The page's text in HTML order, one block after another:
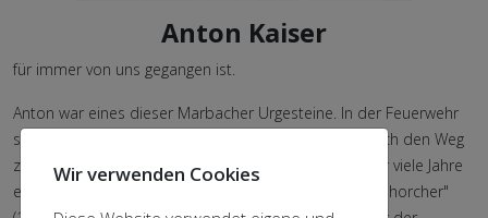
Anton Kaiser
für immer von uns gegangen ist.
Anton war eines dieser Marbacher Urgesteine. In der Feuerwehr
schon seit Mitte der 50er aktiv, fand er relativ früh auch den Weg
zum noch jungen MKC. Unseren Verein prägte er über viele Jahre
ein gutes Stück mit, er war Teil der legendären "Ladenhorcher"
Wir verwenden Cookies